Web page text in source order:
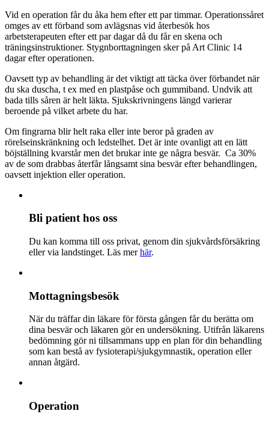
Vid en operation får du åka hem efter ett par timmar. Operationssåret
omges av ett förband som avlägsnas vid återbesök hos
arbetsterapeuten efter ett par dagar då du får en skena och
träningsinstruktioner. Stygnborttagningen sker på Art Clinic 14
dagar efter operationen.
Oavsett typ av behandling är det viktigt att täcka över förbandet när
du ska duscha, t ex med en plastpåse och gummiband. Undvik att
bada tills såren är helt läkta. Sjukskrivningens längd varierar
beroende på vilket arbete du har.
Om fingrarna blir helt raka eller inte beror på graden av
rörelseinskränkning och ledstelhet. Det är inte ovanligt att en lätt
böjställning kvarstår men det brukar inte ge några besvär. Ca 30%
av de som drabbas återfår långsamt sina besvär efter behandlingen,
oavsett injektion eller operation.
Bli patient hos oss
Du kan komma till oss privat, genom din sjukvårdsförsäkring
eller via landstinget. Läs merhär.
Mottagningsbesök
När du träffar din läkare för första gången får du berätta om
dina besvär och läkaren gör en undersökning. Utifrån läkarens
bedömning gör ni tillsammans upp en plan för din behandling
som kan bestå av fysioterapi/sjukgymnastik, operation eller
annan åtgärd.
Operation